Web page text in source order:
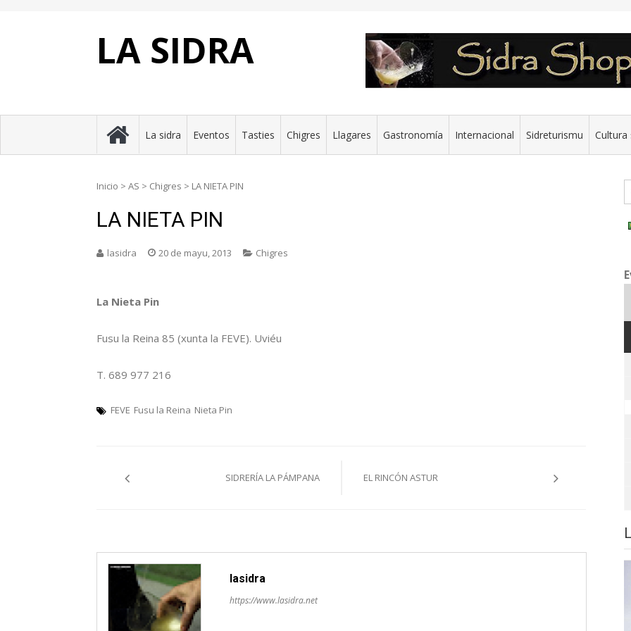
LA SIDRA
La sidra Eventos Tasties Chigres Llagares Gastronomía Internacional Sidreturismu Cultura
Inicio > AS > Chigres > LA NIETA PIN
LA NIETA PIN
lasidra 20 de mayu, 2013 Chigres
La Nieta Pin
Fusu la Reina 85 (xunta la FEVE). Uviéu
T. 689 977 216
FEVE Fusu la Reina Nieta Pin
pelos
SIDRERÍA LA PÁMPANA EL RINCÓN ASTUR
lasidra
https://www.lasidra.net